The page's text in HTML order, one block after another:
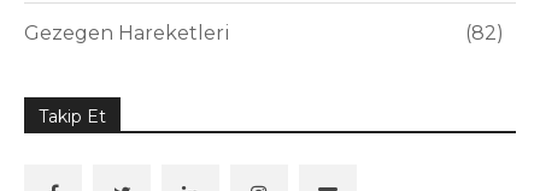
Gezegen Hareketleri 82
Takip Et